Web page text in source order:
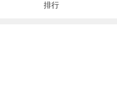
排行